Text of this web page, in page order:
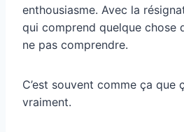
enthousiasme. Avec la
qui comprend quelque chose
ne pas comprendre.
C’est souvent comme ça que
vraiment.